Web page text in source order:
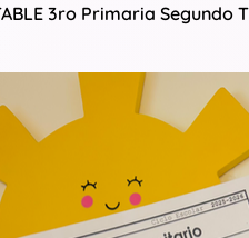
3ro Primaria Segundo